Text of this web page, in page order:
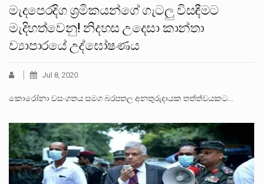
මැදපෙරදිග ශ්‍රමිකයන්ගේ ගැටලු විසඳීමට
මැදිහත්වෙනු! නිදහස උදෙසා කාන්තා
ව්‍යාපාරයේ උද්ඝෝෂණය
Jul 8, 2020
කොරෝනා වසංගතය සමග බරපතල අනතුරුදායක තත්ත්වයකට…